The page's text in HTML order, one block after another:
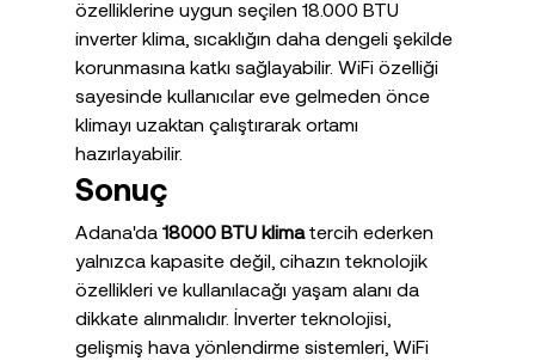
özelliklerine uygun seçilen 18.000 BTU
inverter klima, sıcaklığın daha dengeli şekilde
korunmasına katkı sağlayabilir. WiFi özelliği
sayesinde kullanıcılar eve gelmeden önce
klimayı uzaktan çalıştırarak ortamı
hazırlayabilir.
Sonuç
Adana'da 18000 BTU klima tercih ederken
yalnızca kapasite değil, cihazın teknolojik
özellikleri ve kullanılacağı yaşam alanı da
dikkate alınmalıdır. İnverter teknolojisi,
gelişmiş hava yönlendirme sistemleri, WiFi